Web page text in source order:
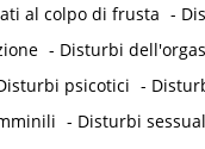
al colpo di frusta -
- Disturbi
psicotici -
- Disturbi